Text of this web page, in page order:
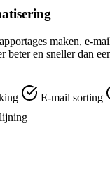
maken, e-
beter en sneller dan
E-mail sorting